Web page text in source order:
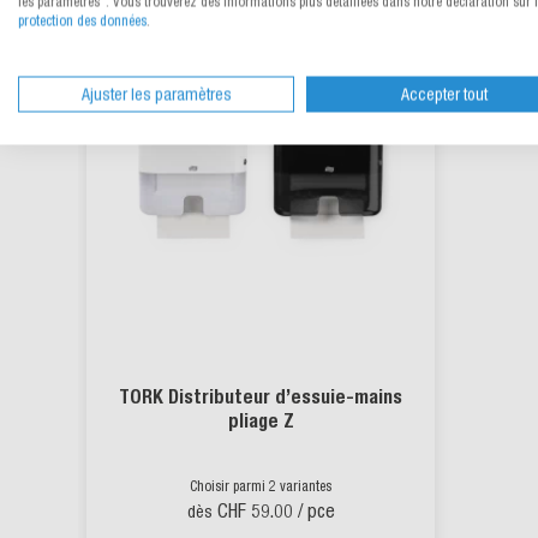
TORK Distributeur d’essuie-mains
pliage Z
Choisir parmi 2 variantes
dès CHF 59.00 / pce
protection des données.
Ajuster les paramètres Accepter tout